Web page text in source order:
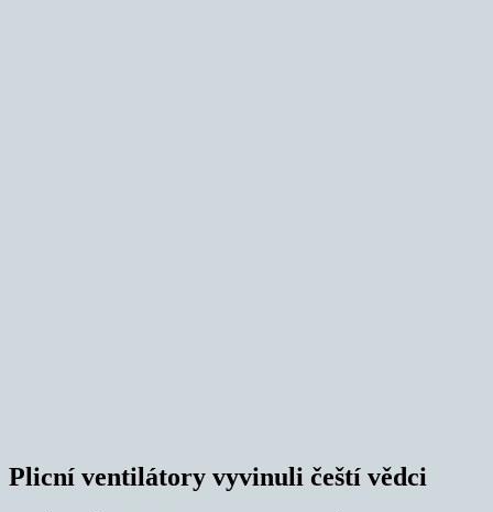
Plicní ventilátory vyvinuli čeští vědci